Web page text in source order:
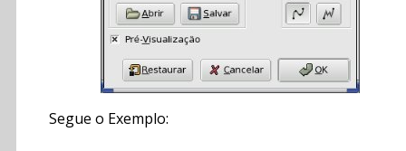
Segue o Exemplo: